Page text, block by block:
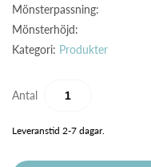
Mönsterpassning:
Mönsterhöjd:
Kategori: Produkter
Antal
Leveranstid 2-7 dagar.